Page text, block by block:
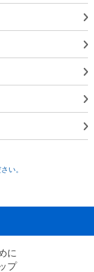
い。
に
プ